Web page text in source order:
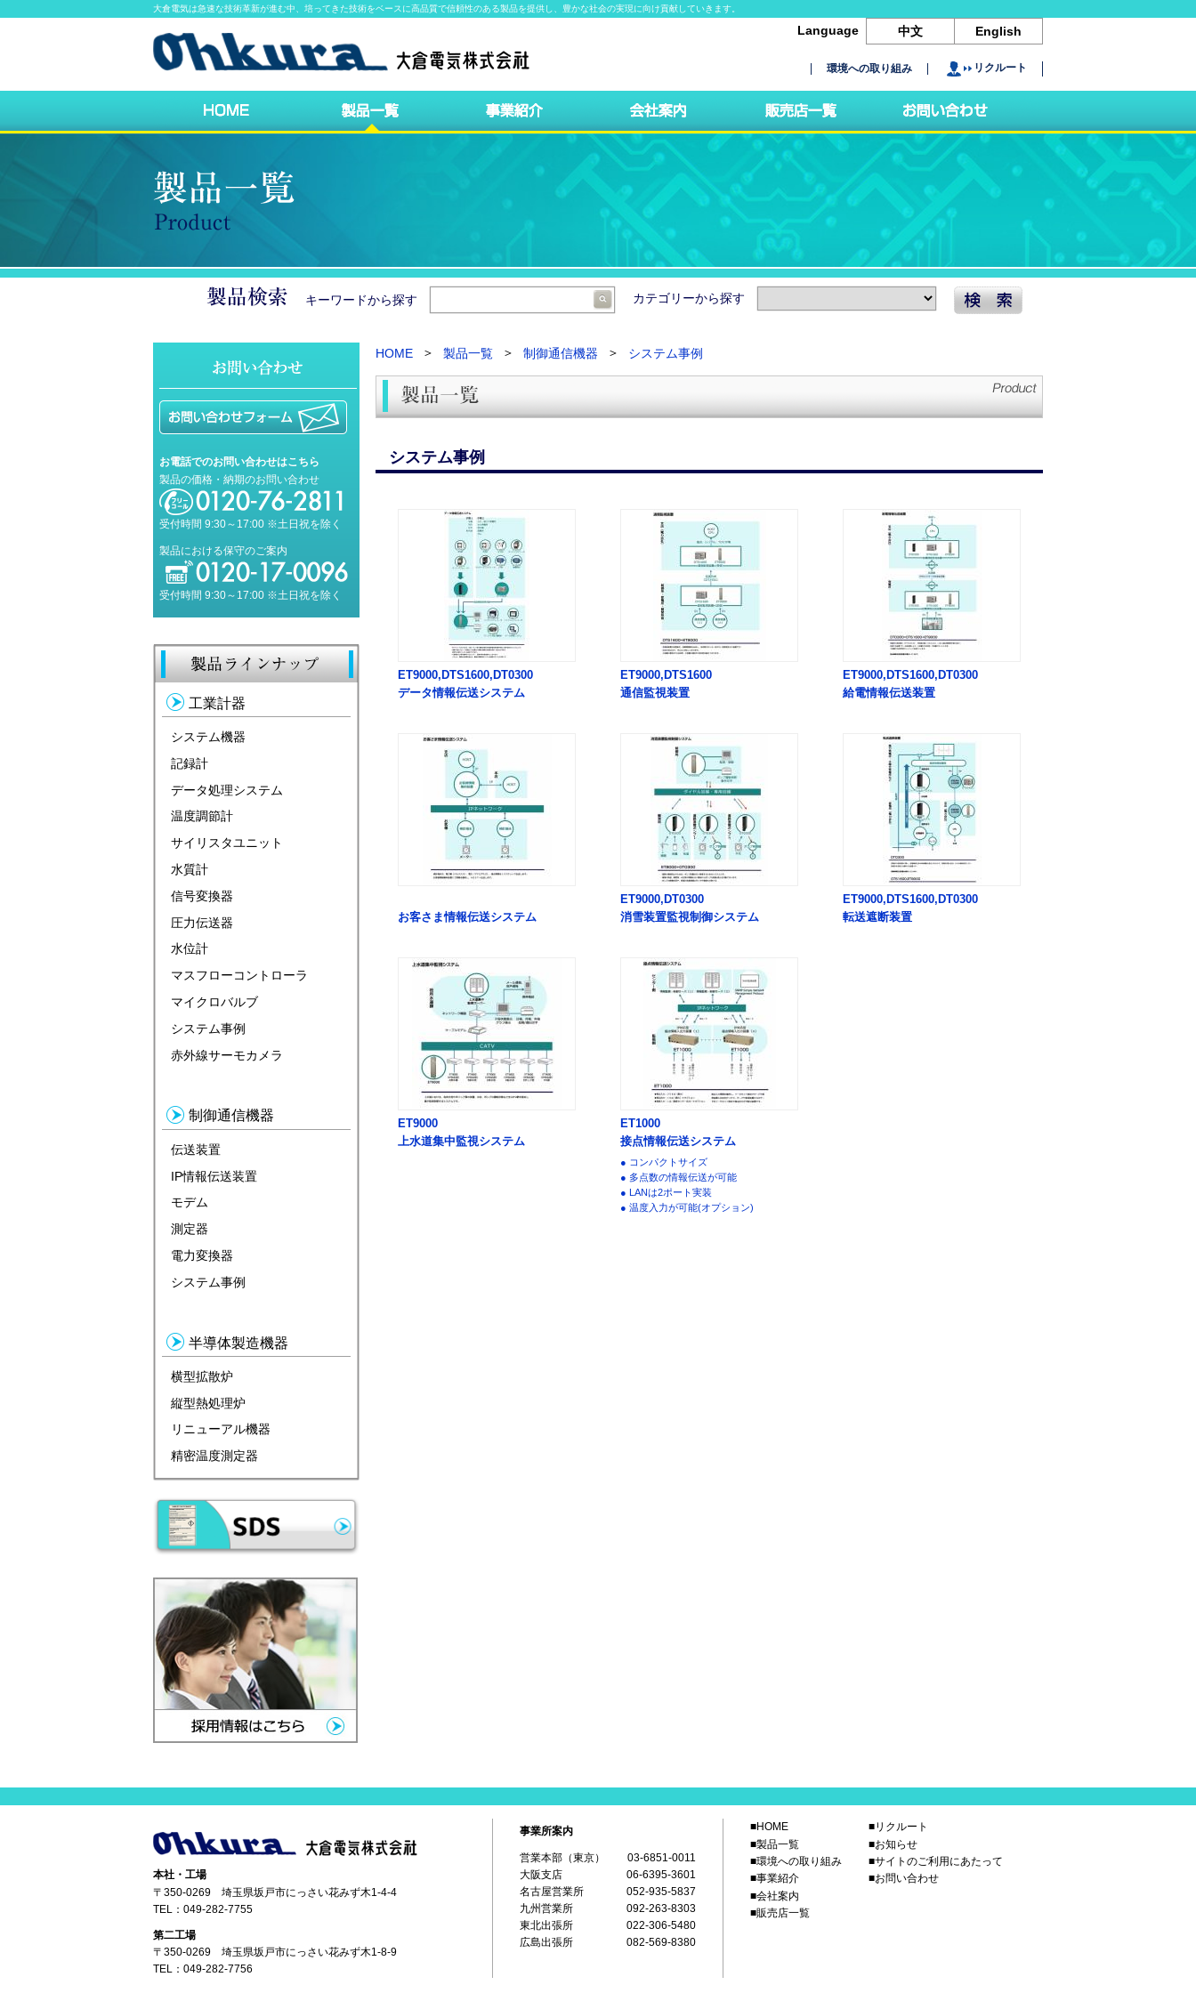
大倉電気は急速な技術革新が進む中、培ってきた技術をベースに高品質で信頼性のある製品を提供し、豊かな社会の実現に向け貢献していきます。
Language 中文 English
環境への取り組み リクルート
キーワードから探す カテゴリーから探す
HOME 製品一覧 制御通信機器 システム事例
システム事例
ET9000,DTS1600,DT0300
データ情報伝送システム
ET9000,DTS1600
通信監視装置
ET9000,DTS1600,DT0300
給電情報伝送装置
お客さま情報伝送システム
ET9000,DT0300
消雪装置監視制御システム
ET9000,DTS1600,DT0300
転送遮断装置
ET9000
上水道集中監視システム
ET1000
接点情報伝送システム
● コンパクトサイズ
● 多点数の情報伝送が可能
● LANは2ポート実装
● 温度入力が可能(オプション)
お電話でのお問い合わせはこちら
製品の価格・納期のお問い合わせ
受付時間 9:30～17:00 ※土日祝を除く
製品における保守のご案内
受付時間 9:30～17:00 ※土日祝を除く
工業計器
システム機器
記録計
データ処理システム
温度調節計
サイリスタユニット
水質計
信号変換器
圧力伝送器
水位計
マスフローコントローラ
マイクロバルブ
システム事例
赤外線サーモカメラ
制御通信機器
伝送装置
IP情報伝送装置
モデム
測定器
電力変換器
システム事例
半導体製造機器
横型拡散炉
縦型熱処理炉
リニューアル機器
精密温度測定器
本社・工場
〒350-0269 埼玉県坂戸市にっさい花みず木1-4-4
TEL： 049-282-7755
第二工場
〒350-0269 埼玉県坂戸市にっさい花みず木1-8-9
TEL： 049-282-7756
事業所案内
営業本部（東京）
03-6851-0011
大阪支店
06-6395-3601
名古屋営業所
052-935-5837
九州営業所
092-263-8303
東北出張所
022-306-5480
広島出張所
082-569-8380
■HOME
■製品一覧
■環境への取り組み
■事業紹介
■会社案内
■販売店一覧
■リクルート
■お知らせ
■サイトのご利用にあたって
■お問い合わせ